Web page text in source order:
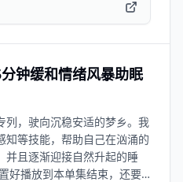
钟缓和情绪风暴助眠
列，驶向沉稳安适的梦乡。我
知等技能，帮助自己在汹涌的
并且逐渐迎接自然升起的睡
好播放到本单集结束，还要